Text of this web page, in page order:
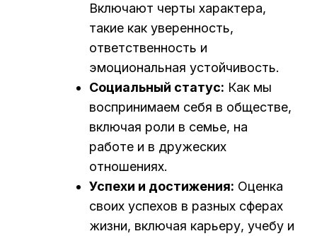
Включают черты характера,
такие как уверенность,
ответственность и
эмоциональная устойчивость.
Социальный статус: Как мы
воспринимаем себя в обществе,
включая роли в семье, на
работе и в дружеских
отношениях.
Успехи и достижения: Оценка
своих успехов в разных сферах
жизни, включая карьеру, учебу и